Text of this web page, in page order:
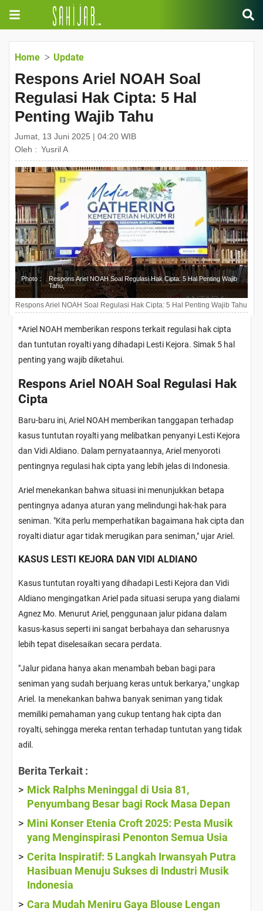
Home Update
Respons Ariel NOAH Soal
Regulasi Hak Cipta: 5 Hal
Penting Wajib Tahu
Jumat, 13 Juni 2025 | 04:20 WIB
Oleh : Yusril A
Photo :
Respons Ariel NOAH Soal Regulasi Hak Cipta: 5 Hal Penting Wajib
Tahu,
Respons Ariel NOAH Soal Regulasi Hak Cipta: 5 Hal Penting Wajib Tahu
*Ariel NOAH memberikan respons terkait regulasi hak cipta
dan tuntutan royalti yang dihadapi Lesti Kejora. Simak 5 hal
penting yang wajib diketahui.
Respons Ariel NOAH Soal Regulasi Hak
Cipta
Baru-baru ini, Ariel NOAH memberikan tanggapan terhadap
kasus tuntutan royalti yang melibatkan penyanyi Lesti Kejora
dan Vidi Aldiano. Dalam pernyataannya, Ariel menyoroti
pentingnya regulasi hak cipta yang lebih jelas di Indonesia.
Ariel menekankan bahwa situasi ini menunjukkan betapa
pentingnya adanya aturan yang melindungi hak-hak para
seniman. "Kita perlu memperhatikan bagaimana hak cipta dan
royalti diatur agar tidak merugikan para seniman," ujar Ariel.
KASUS LESTI KEJORA DAN VIDI ALDIANO
Kasus tuntutan royalti yang dihadapi Lesti Kejora dan Vidi
Aldiano mengingatkan Ariel pada situasi serupa yang dialami
Agnez Mo. Menurut Ariel, penggunaan jalur pidana dalam
kasus-kasus seperti ini sangat berbahaya dan seharusnya
lebih tepat diselesaikan secara perdata.
"Jalur pidana hanya akan menambah beban bagi para
seniman yang sudah berjuang keras untuk berkarya," ungkap
Ariel. Ia menekankan bahwa banyak seniman yang tidak
memiliki pemahaman yang cukup tentang hak cipta dan
royalti, sehingga mereka rentan terhadap tuntutan yang tidak
adil.
Berita Terkait :
Mick Ralphs Meninggal di Usia 81,
Penyumbang Besar bagi Rock Masa Depan
Mini Konser Etenia Croft 2025: Pesta Musik
yang Menginspirasi Penonton Semua Usia
Cerita Inspiratif: 5 Langkah Irwansyah Putra
Hasibuan Menuju Sukses di Industri Musik
Indonesia
Cara Mudah Meniru Gaya Blouse Lengan